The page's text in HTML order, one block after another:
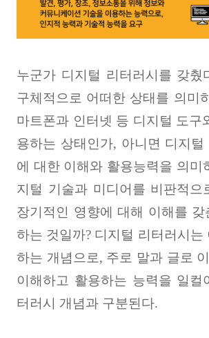
누군가 디지털 리터러시를 갖췄
구체적으로 어떠한 상태를 의미
마트폰과 인터넷 등 디지털 도구
용하는 상태인가, 아니면 디지
에 대한 이해와 활용능력을 의미
지털 기술과 미디어를 비판적으
장기적인 영향에 대해 이해를 갖
하는 것일까? 디지털 리터러시는
하는 개념으로, 주로 말과 글로
이해하고 활용하는 능력을 일컬
터러시 개념과 구분된다.